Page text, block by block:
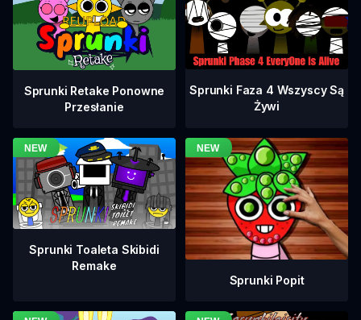
Sprunki Retake Ponowne
Przesłanie
Sprunki Faza 4 Wszyscy Są
Żywi
Sprunki Toaleta Skibidi
Remake
Sprunki Popit